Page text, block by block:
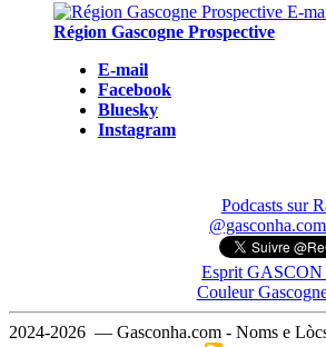
Région Gascogne Prospective
E-mail
Facebook
Bluesky
Instagram
Podcasts sur
Esprit GASCON
Couleur
2024-2026 — Gasconha.com - Noms e